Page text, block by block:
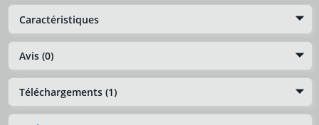
Caractéristiques
Avis (0)
Téléchargements (1)